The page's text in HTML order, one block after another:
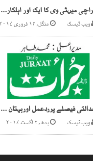
کراچی میںٹی وی کا ایک اور اہلکار دہشت گردوں کی بھینٹ چڑھ گیا
ویب ڈیسک منگل, ۱۴ فروری ۲۰۱۷
عدالتی فیصلے پرردعمل اوربہتان تراشی کی سیاست
ویب ڈیسک بدھ, ۲ اگست ۲۰۱۷